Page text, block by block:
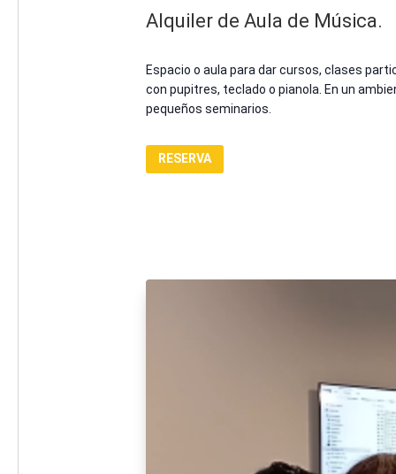
Alquiler de Aula de Música.
Espacio o aula para dar cursos, clases
con pupitres, teclado o pianola. En un
pequeños seminarios.
RESERVA